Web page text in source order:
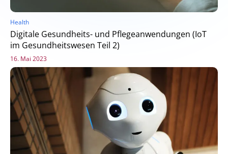
Health
Digitale Gesundheits- und Pflegeanwendungen (IoT
im Gesundheitswesen Teil 2)
16. Mai 2023